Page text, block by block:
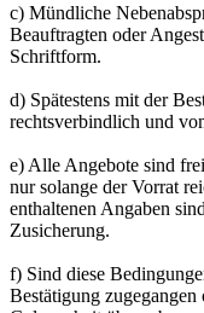
c) Mündliche
Beauftragten oder
Schriftform.
d) Spätestens mit der
rechtsverbindlich und
e) Alle Angebote sind
nur solange der Vorrat
enthaltenen Angaben
Zusicherung.
f) Sind diese
Bestätigung